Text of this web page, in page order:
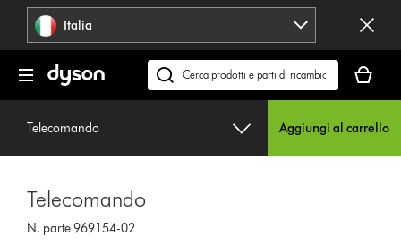
navigazione Italia
Cerca
su
carrello
è
Telecomando Aggiungi al carrello
Telecomando
N. parte 969154-02